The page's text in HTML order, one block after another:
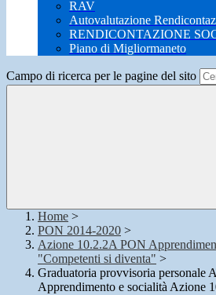
RAV
Autovalutazione
RENDICONTAZIONE
Piano di Migliormaneto
Campo di ricerca per le pagine del sito
Home >
PON 2014-2020 >
Azione 10.2.2A PON
"Competenti si diventa" >
Graduatoria provvisoria personale
Apprendimento e socialità Azione